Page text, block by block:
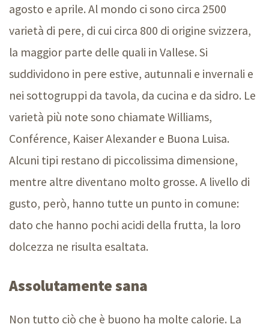
agosto e aprile. Al mondo ci sono circa 2500
varietà di pere, di cui circa 800 di origine svizzera,
la maggior parte delle quali in Vallese. Si
suddividono in pere estive, autunnali e invernali e
nei sottogruppi da tavola, da cucina e da sidro. Le
varietà più note sono chiamate Williams,
Conférence, Kaiser Alexander e Buona Luisa.
Alcuni tipi restano di piccolissima dimensione,
mentre altre diventano molto grosse. A livello di
gusto, però, hanno tutte un punto in comune:
dato che hanno pochi acidi della frutta, la loro
dolcezza ne risulta esaltata.
Assolutamente sana
Non tutto ciò che è buono ha molte calorie. La